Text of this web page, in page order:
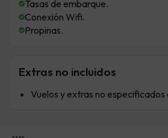
Tasas de embarque.
Conexión Wifi.
Propinas.
Extras no incluidos
Vuelos y extras no